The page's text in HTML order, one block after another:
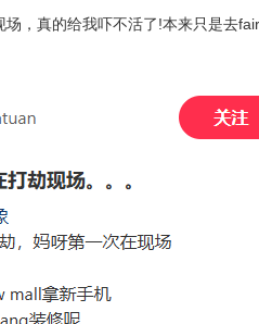
，真的给我吓不活了!本来只是去